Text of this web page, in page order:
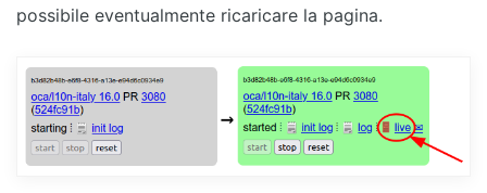
possibile eventualmente ricaricare la pagina.